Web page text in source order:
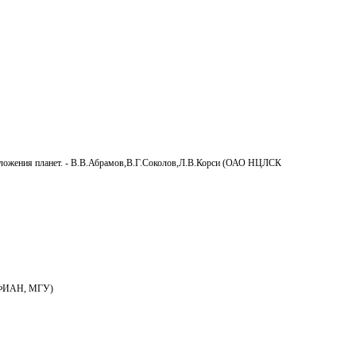
планет. - В.В.Абрамов,В.Г.Соколов,Л.В.Корси (ОАО НЦЛСК
(ФИАН, МГУ)